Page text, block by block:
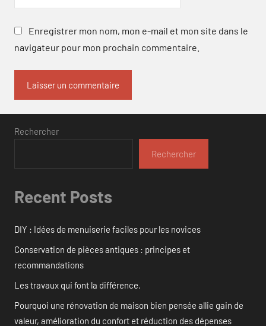
Enregistrer mon nom, mon e-mail et mon site dans le
navigateur pour mon prochain commentaire.
Rechercher
Rechercher
Recent Posts
DIY : Idées de menuiserie faciles pour les novices
Conservation de pièces antiques : principes et
recommandations
Les travaux qui font la différence.
Pourquoi une rénovation de maison bien pensée allie gain de
valeur, amélioration du confort et réduction des dépenses